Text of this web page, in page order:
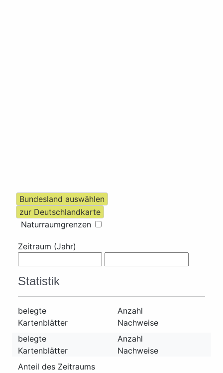
Naturraumgrenzen
Zeitraum (Jahr)
Statistik
belegte
Kartenblätter
Anzahl
Nachweise
belegte
Kartenblätter
Anzahl
Nachweise
Anteil des Zeitraums